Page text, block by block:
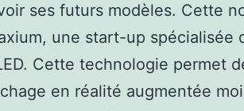
ses futurs modèles. Cette
une start-up spécialisée
Cette technologie permet
en réalité augmentée